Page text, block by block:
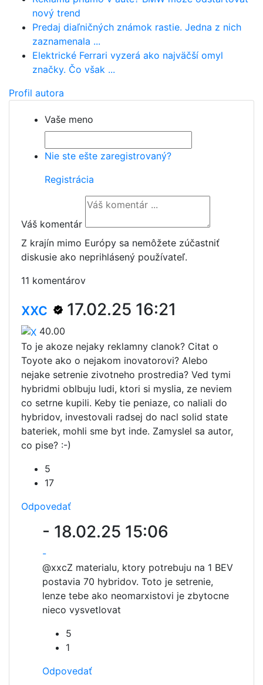
nový trend
Predaj diaľničných známok rastie. Jedna z nich
zaznamenala ...
Elektrické Ferrari vyzerá ako najväčší omyl
značky. Čo však ...
Profil autora
Vaše meno
Nie ste ešte zaregistrovaný?
Registrácia
Váš komentár
Z krajín mimo Európy sa nemôžete zúčastniť
diskusie ako neprihlásený používateľ.
11 komentárov
xxc 17.02.25 16:21
40.00
To je akoze nejaky reklamny clanok? Citat o
Toyote ako o nejakom inovatorovi? Alebo
nejake setrenie zivotneho prostredia? Ved tymi
hybridmi oblbuju ludi, ktori si myslia, ze neviem
co setrne kupili. Keby tie peniaze, co naliali do
hybridov, investovali radsej do nacl solid state
bateriek, mohli sme byt inde. Zamyslel sa autor,
co pise? :-)
5
17
Odpovedať
- 18.02.25 15:06
-
@xxcZ materialu, ktory potrebuju na 1 BEV
postavia 70 hybridov. Toto je setrenie,
lenze tebe ako neomarxistovi je zbytocne
nieco vysvetlovat
5
1
Odpovedať